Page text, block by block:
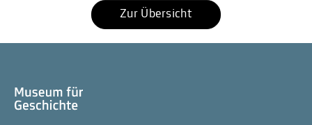
Zur Übersicht